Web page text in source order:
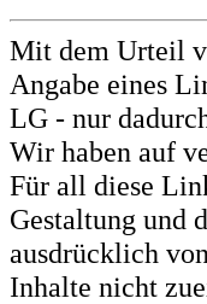
Mit dem Urteil
Angabe eines
LG - nur
Wir haben auf
Für all diese
Gestaltung und
ausdrücklich
Inhalte nicht